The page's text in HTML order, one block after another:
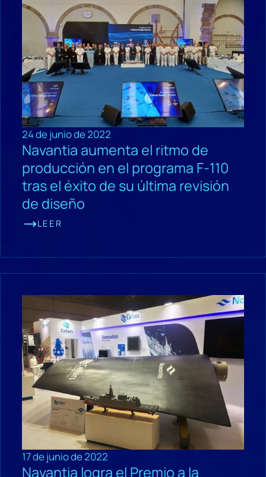
24 de junio de 2022
Navantia aumenta el ritmo de
producción en el programa F-110
tras el éxito de su última revisión
de diseño
LEER
17 de junio de 2022
Navantia logra el Premio a la